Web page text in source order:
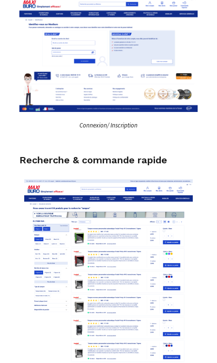
Connexion/ Inscription
Recherche & commande rapide